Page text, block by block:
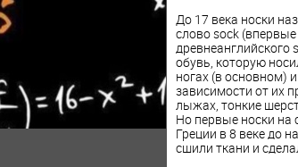
До 17 века носки
слово sock
древнеанглийского
обувь, которую
ногах (в основном)
зависимости от их
лыжах, тонкие
Но первые носки на
Греции в 8 веке до
сшили ткани и